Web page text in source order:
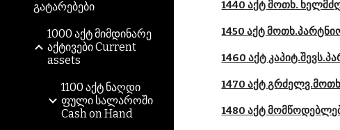
გატარებები
1000 აქტ მიმდინარე
აქტივები Current
assets
1100 აქტ ნაღდი
ფული სალაროში
Cash on Hand
1440 აქტ მოთხ.
1450 აქტ
1460 აქტ
1470 აქტ
1480 აქტ